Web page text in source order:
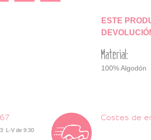
ESTE
Material:
100% Algodón
L-V de 9:30
Costes de